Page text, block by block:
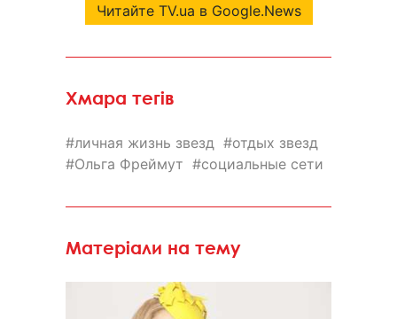
Читайте TV.ua в Google.News
Хмара тегів
личная жизнь звезд
отдых звезд
Ольга Фреймут
социальные сети
Матеріали на тему